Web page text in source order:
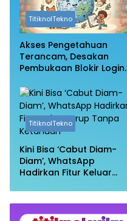
TitiknolTekno
Akses Pengetahuan
Terancam, Desakan
Pembukaan Blokir Login
TitiknolTekno
Kini Bisa ‘Cabut Diam-
Diam’, WhatsApp
Hadirkan Fitur Keluar